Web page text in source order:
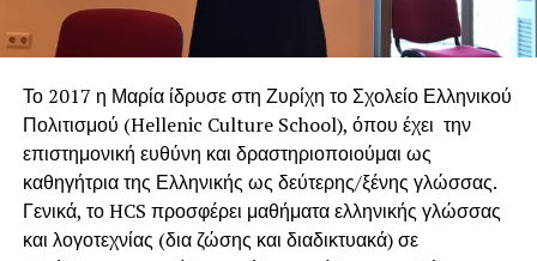
Το 2017 η Μαρία ίδρυσε στη Ζυρίχη το Σχολείο Ελληνικού
Πολιτισμού (Hellenic Culture School), όπου έχει την
επιστημονική ευθύνη και δραστηριοποιούμαι ως
καθηγήτρια της Ελληνικής ως δεύτερης/ξένης γλώσσας.
Γενικά, το HCS προσφέρει μαθήματα ελληνικής γλώσσας
και λογοτεχνίας (δια ζώσης και διαδικτυακά) σε